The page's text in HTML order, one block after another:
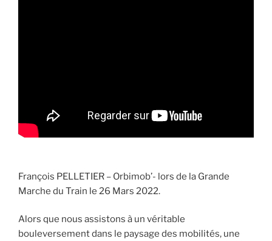
François PELLETIER – Orbimob’- lors de la Grande
Marche du Train le 26 Mars 2022.
Alors que nous assistons à un véritable
bouleversement dans le paysage des mobilités, une